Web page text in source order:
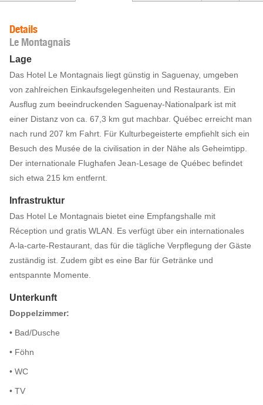
Details
Le Montagnais
Lage
Das Hotel Le Montagnais liegt günstig in Saguenay, umgeben
von zahlreichen Einkaufsgelegenheiten und Restaurants. Ein
Ausflug zum beeindruckenden Saguenay-Nationalpark ist mit
einer Distanz von ca. 67,3 km gut machbar. Québec erreicht man
nach rund 207 km Fahrt. Für Kulturbegeisterte empfiehlt sich ein
Besuch des Musée de la civilisation in der Nähe als Geheimtipp.
Der internationale Flughafen Jean-Lesage de Québec befindet
sich etwa 215 km entfernt.
Infrastruktur
Das Hotel Le Montagnais bietet eine Empfangshalle mit
Réception und gratis WLAN. Es verfügt über ein internationales
A-la-carte-Restaurant, das für die tägliche Verpflegung der Gäste
zuständig ist. Zudem gibt es eine Bar für Getränke und
entspannte Momente.
Unterkunft
Doppelzimmer:
• Bad/Dusche
• Föhn
• WC
• TV